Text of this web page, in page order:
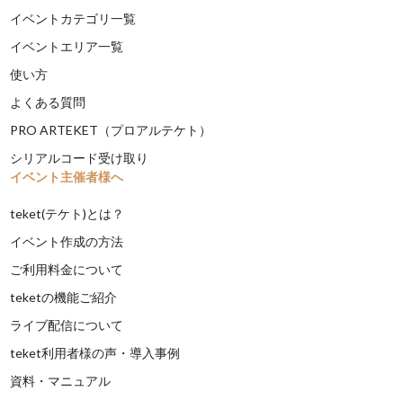
イベントカテゴリ一覧
イベントエリア一覧
使い方
よくある質問
PRO ARTEKET（プロアルテケト）
シリアルコード受け取り
イベント主催者様へ
teket(テケト)とは？
イベント作成の方法
ご利用料金について
teketの機能ご紹介
ライブ配信について
teket利用者様の声・導入事例
資料・マニュアル